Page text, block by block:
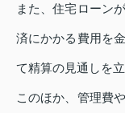
また、住宅ローン
済にかかる費用を
て精算の見通しを
このほか、管理費